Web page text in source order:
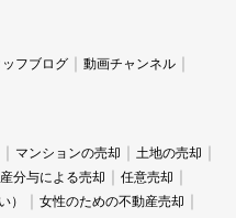
ッフブログ
動画チャンネル
マンションの売却
土地の売却
分与による売却
任意売却
） 女性のための不動産売却